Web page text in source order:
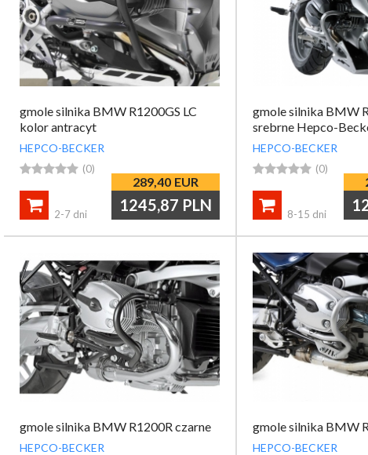
gmole silnika BMW R1200GS LC
kolor antracyt
HEPCO-BECKER
 (0)
289,40 EUR
1245,87 PLN

2-7 dni
gmole silnika BMW
srebrne Hepco-
HEPCO-BECKER
 (0)

8-15 dni
gmole silnika BMW R1200R czarne
HEPCO-BECKER
gmole silnika BMW
HEPCO-BECKER